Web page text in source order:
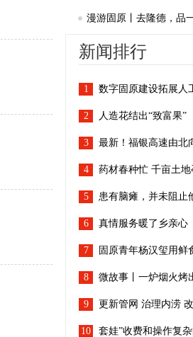
漫游固原丨去隆德，品
新闻排行
1 数字固原建设拓展人
2 人造花结出“致富果”
3 最新！福银高速由北
通管制
4 药材春种忙 千亩土地
5 患有脑瘫，并未阻止
6 真情服务暖了乡亲心
7 固原青年杨汉玺用鲜
8 微故事丨一炉烟火烤
9 更新管网 治理内涝
96.7亿余元让城市“有
10 套娃”收费和操作复